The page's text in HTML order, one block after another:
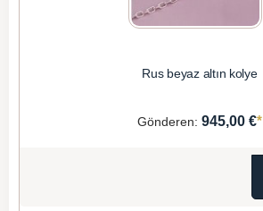
Rus beyaz altın kolye
Gönderen: 945,00 €*